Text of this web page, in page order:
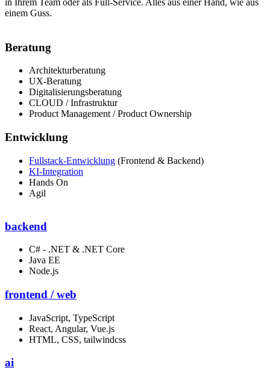
in Ihrem Team oder als Full-Service. Alles aus einer Hand, wie aus
einem Guss.
Beratung
Architekturberatung
UX-Beratung
Digitalisierungsberatung
CLOUD / Infrastruktur
Product Management / Product Ownership
Entwicklung
Fullstack-Entwicklung (Frontend & Backend)
KI-Integration
Hands On
Agil
backend
C# - .NET & .NET Core
Java EE
Node.js
frontend / web
JavaScript, TypeScript
React, Angular, Vue.js
HTML, CSS, tailwindcss
ai